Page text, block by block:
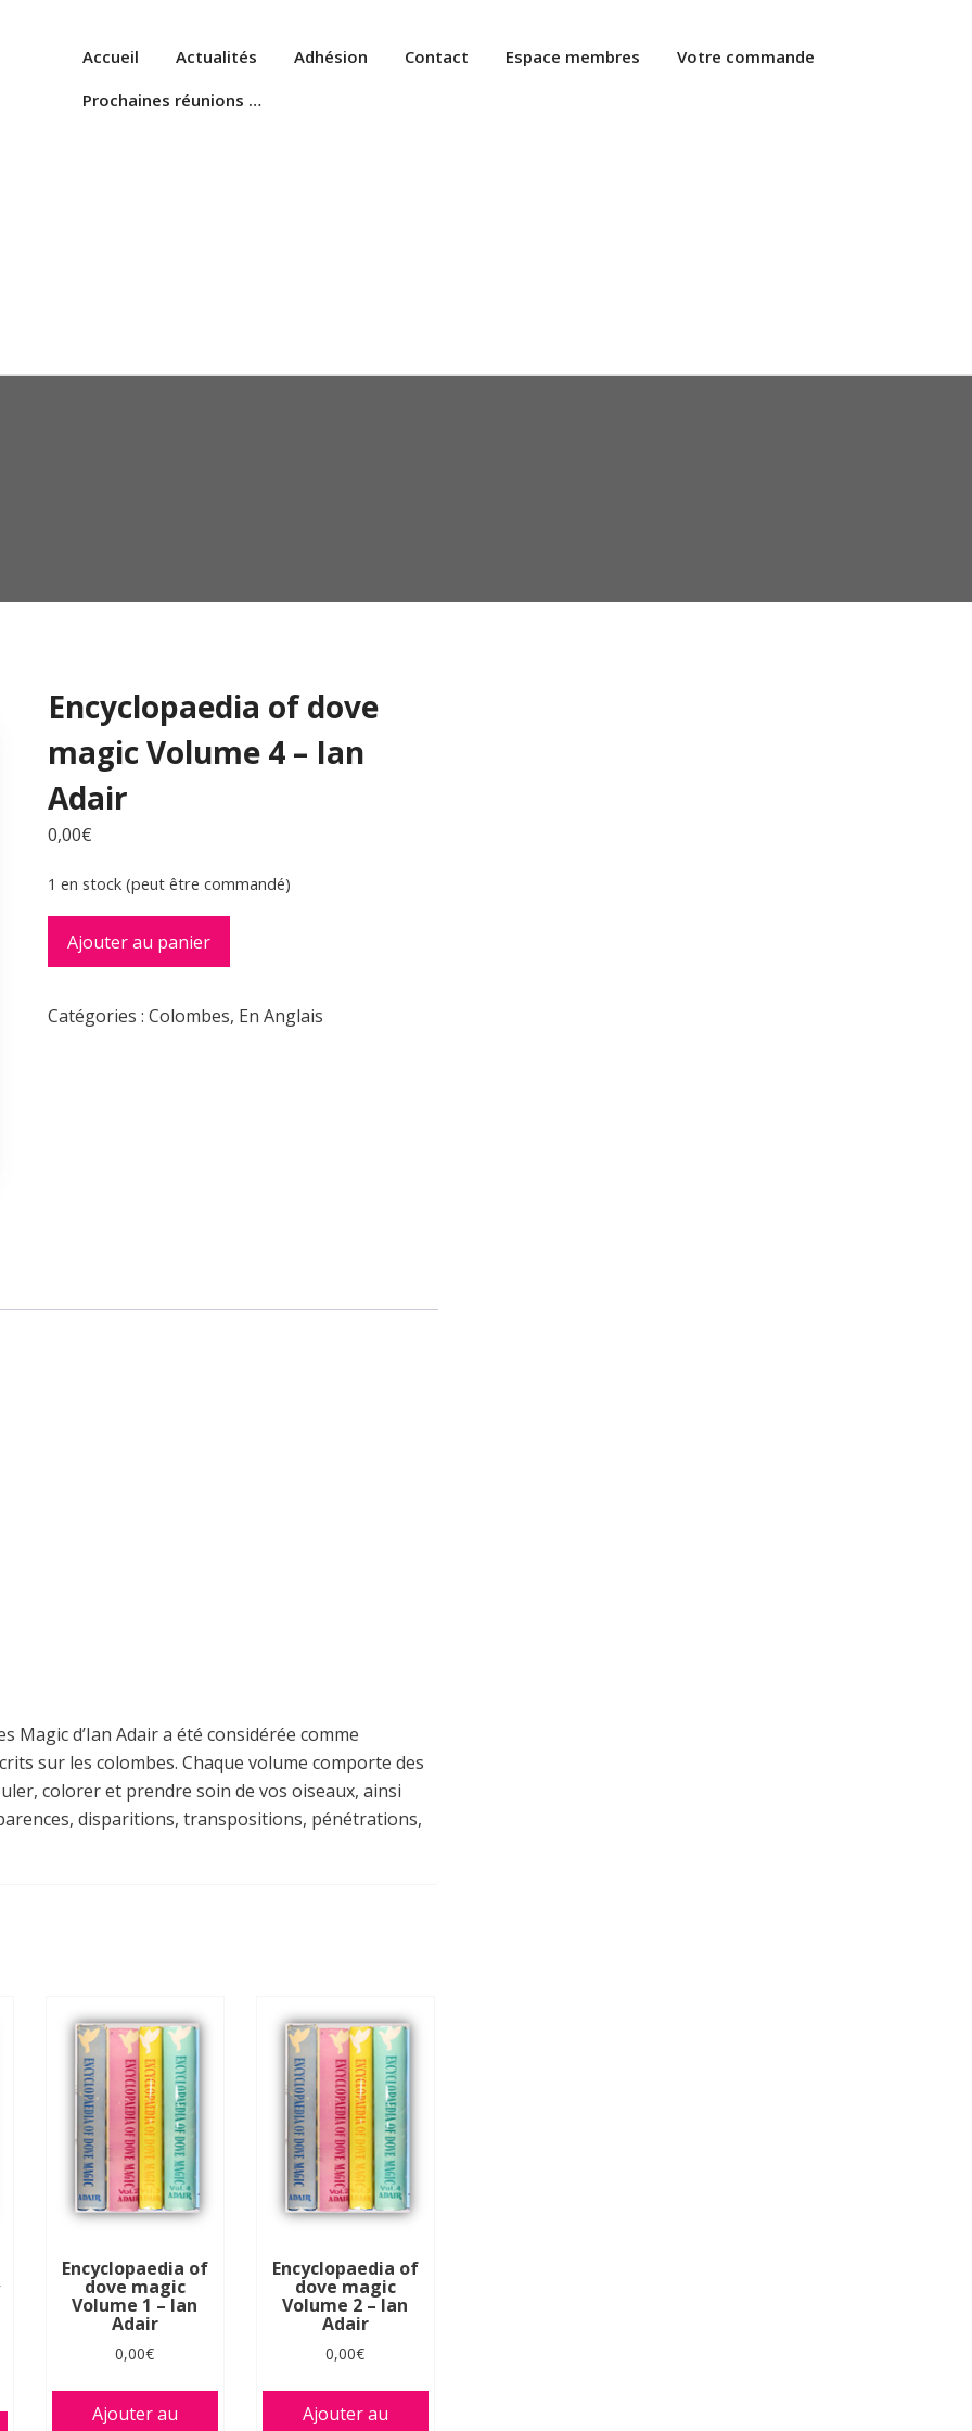
Accueil Actualités Adhésion Contact Espace membres
Votre commande
Prochaines réunions …
Encyclopaedia of dove
magic Volume 4 – Ian
Adair
0,00€
1 en stock (peut être commandé)
of
Ajouter au panier
Catégories : Colombes, En Anglais
Magic d’Ian Adair a été considérée comme
sur les colombes. Chaque volume comporte des
colorer et prendre soin de vos oiseaux, ainsi
disparitions, transpositions, pénétrations,
Encyclopaedia of
dove magic
Volume 1 – Ian
Adair
0,00€
Ajouter au
Encyclopaedia of
dove magic
Volume 2 – Ian
Adair
0,00€
Ajouter au